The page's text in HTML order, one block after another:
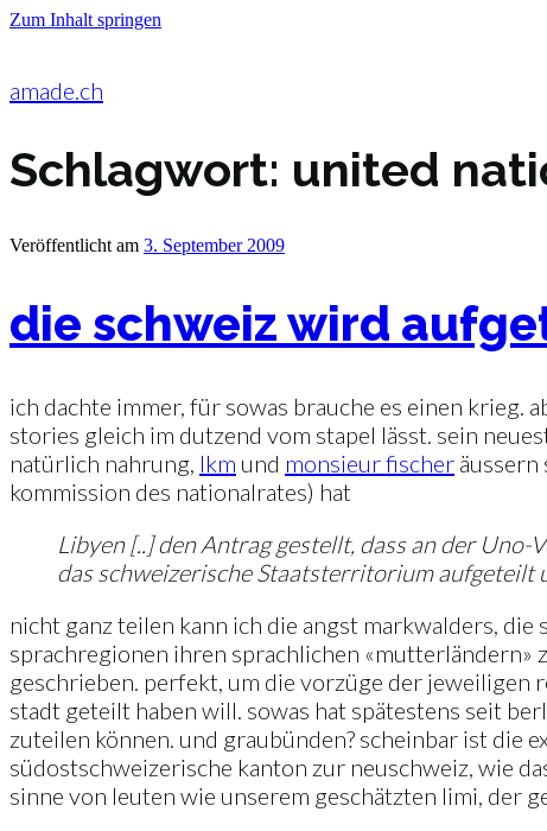
Zum Inhalt springen
amade.ch
Schlagwort: united
Veröffentlicht am 3. September 2009
die schweiz wird
ich dachte immer, für sowas brauche es einen
stories gleich im dutzend vom stapel lässt. sein
natürlich nahrung, lkm und monsieur fischer äussern
kommission des nationalrates) hat
Libyen [..] den Antrag gestellt, dass an der
das schweizerische Staatsterritorium
nicht ganz teilen kann ich die angst markwalders,
sprachregionen ihren sprachlichen «mutterländern»
geschrieben. perfekt, um die vorzüge der jeweiligen
stadt geteilt haben will. sowas hat spätestens seit
zuteilen können. und graubünden? scheinbar ist die
südostschweizerische kanton zur neuschweiz, wie
sinne von leuten wie unserem geschätzten limi, der